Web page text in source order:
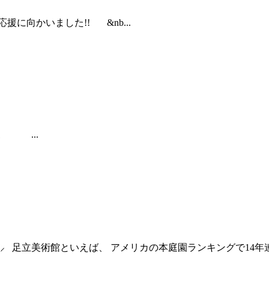
応援に向かいました!! &nb...
た。 ...
足立美術館といえば、 アメリカの本庭園ランキングで14年